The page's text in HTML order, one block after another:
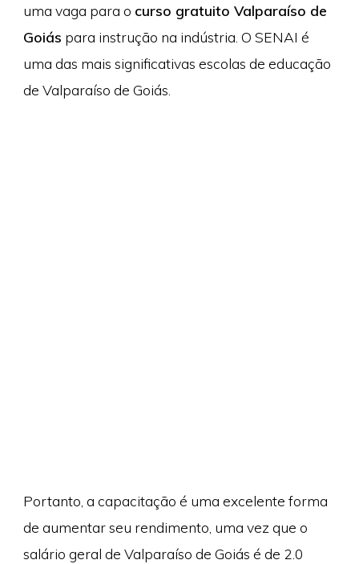
uma vaga para o curso gratuito Valparaíso de
Goiás para instrução na indústria. O SENAI é
uma das mais significativas escolas de educação
de Valparaíso de Goiás.
Portanto, a capacitação é uma excelente forma
de aumentar seu rendimento, uma vez que o
salário geral de Valparaíso de Goiás é de 2.0